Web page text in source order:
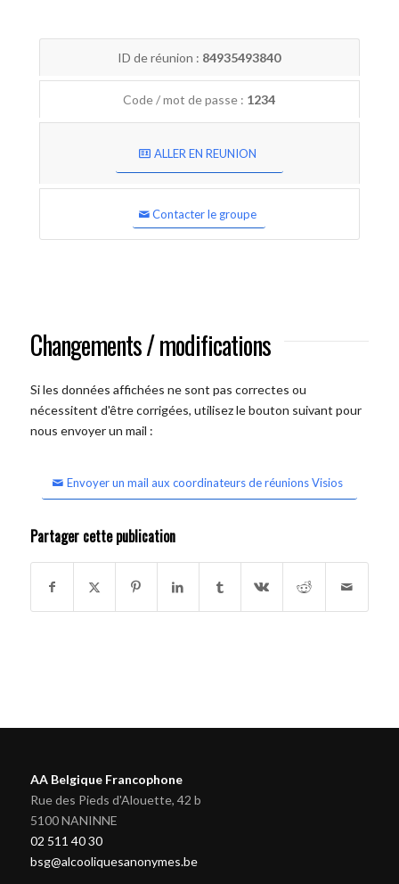
ID de réunion : 84935493840
Code / mot de passe : 1234
ALLER EN REUNION
Contacter le groupe
Changements / modifications
Si les données affichées ne sont pas correctes ou
nécessitent d'être corrigées, utilisez le bouton suivant pour
nous envoyer un mail :
Envoyer un mail aux coordinateurs de réunions Visios
Partager cette publication
AA Belgique Francophone
Rue des Pieds d'Alouette, 42 b
5100 NANINNE
02 511 40 30
bsg@alcooliquesanonymes.be